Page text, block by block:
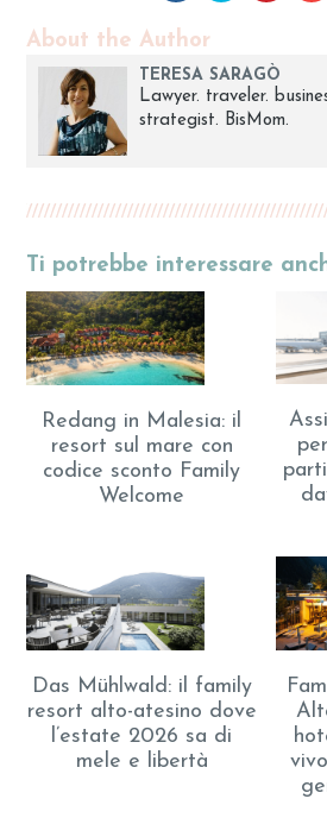
About the Author
TERESA SARAGÒ
Lawyer. traveler.
strategist. BisMom.
Ti potrebbe interessare
Redang in Malesia: il
resort sul mare con
codice sconto Family
Welcome
Das Mühlwald: il family
resort alto-atesino dove
l’estate 2026 sa di
mele e libertà